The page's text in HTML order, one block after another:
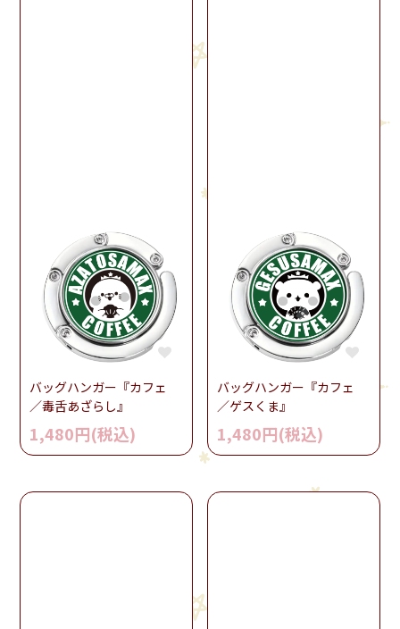
バッグハンガー『カフェ
／毒舌あざらし』
1,480円(税込)
バッグハンガー『カフェ
／ゲスくま』
1,480円(税込)